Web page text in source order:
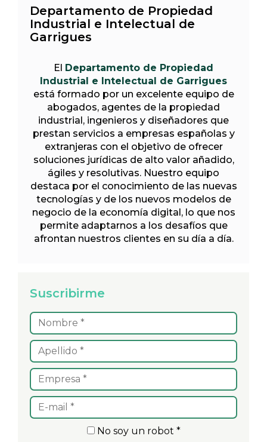
Departamento de Propiedad
Industrial e Intelectual de
Garrigues
El
Departamento de Propiedad
Industrial e Intelectual de Garrigues
está formado por un excelente equipo de
abogados, agentes de la propiedad
industrial, ingenieros y diseñadores que
prestan servicios a empresas españolas y
extranjeras con el objetivo de ofrecer
soluciones jurídicas de alto valor añadido,
ágiles y resolutivas. Nuestro equipo
destaca por el conocimiento de las nuevas
tecnologías y de los nuevos modelos de
negocio de la economía digital, lo que nos
permite adaptarnos a los desafíos que
afrontan nuestros clientes en su día a día.
Suscribirme
No soy un robot *